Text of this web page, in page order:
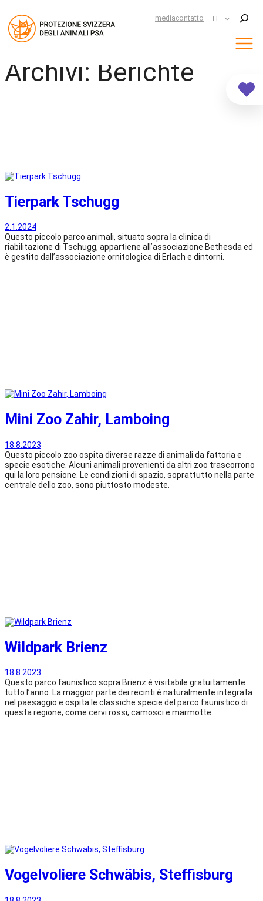
al
contenuto
mediacontatto IT
Suchen
Archivi: Berichte
Tierpark Tschugg
2.1.2024
Questo piccolo parco animali, situato sopra la clinica di
riabilitazione di Tschugg, appartiene all’associazione Bethesda ed
è gestito dall’associazione ornitologica di Erlach e dintorni.
Mini Zoo Zahir, Lamboing
18.8.2023
Questo piccolo zoo ospita diverse razze di animali da fattoria e
specie esotiche. Alcuni animali provenienti da altri zoo trascorrono
qui la loro pensione. Le condizioni di spazio, soprattutto nella parte
centrale dello zoo, sono piuttosto modeste.
Wildpark Brienz
18.8.2023
Questo parco faunistico sopra Brienz è visitabile gratuitamente
tutto l’anno. La maggior parte dei recinti è naturalmente integrata
nel paesaggio e ospita le classiche specie del parco faunistico di
questa regione, come cervi rossi, camosci e marmotte.
Vogelvoliere Schwäbis, Steffisburg